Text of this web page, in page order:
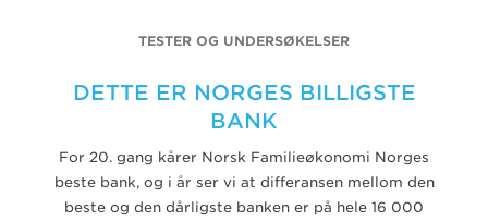
TESTER OG UNDERSØKELSER
DETTE ER NORGES BILLIGSTE
BANK
For 20. gang kårer Norsk Familieøkonomi Norges
beste bank, og i år ser vi at differansen mellom den
beste og den dårligste banken er på hele 16 000